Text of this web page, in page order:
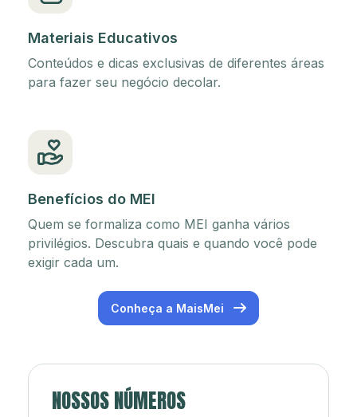
Materiais Educativos
Conteúdos e dicas exclusivas de diferentes áreas
para fazer seu negócio decolar.
Benefícios do MEI
Quem se formaliza como MEI ganha vários
privilégios. Descubra quais e quando você pode
exigir cada um.
Conheça a MaisMei
NOSSOS NÚMEROS